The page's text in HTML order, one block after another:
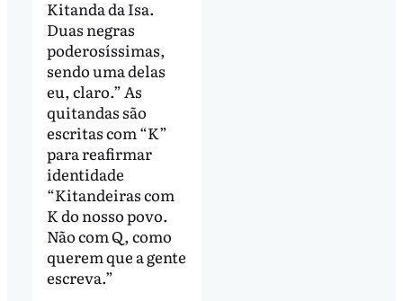
Kitanda da Isa.
Duas negras
poderosíssimas,
sendo uma delas
eu, claro.” As
quitandas são
escritas com “K”
para reafirmar
identidade
“Kitandeiras com
K do nosso povo.
Não com Q, como
querem que a gente
escreva.”